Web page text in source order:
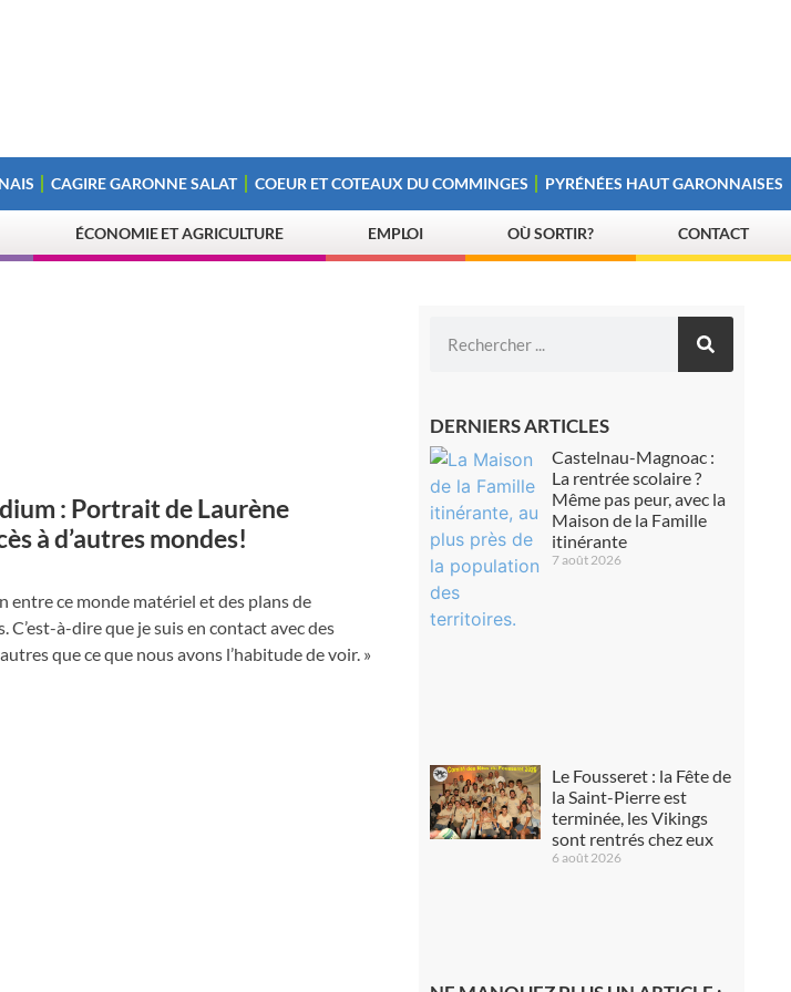
CAGIRE GARONNE SALAT COEUR ET COTEAUX DU COMMINGES PYRÉNÉES HAUT GARONNAISES
ÉCONOMIE ET AGRICULTURE EMPLOI OÙ SORTIR? CONTACT
: Portrait de Laurène
à d’autres mondes!
entre ce monde matériel et des plans de
à-dire que je suis en contact avec des
que ce que nous avons l’habitude de voir. »
DERNIERS ARTICLES
Castelnau-Magnoac :
La rentrée scolaire ?
Même pas peur, avec la
Maison de la Famille
itinérante
7 août 2026
Le Fousseret : la Fête de
la Saint-Pierre est
terminée, les Vikings
sont rentrés chez eux
6 août 2026